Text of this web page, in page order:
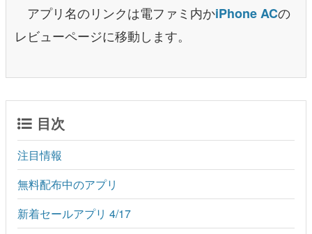
アプリ名のリンクは電ファミ内かiPhone ACの
レビューページに移動します。
目次
注目情報
無料配布中のアプリ
新着セールアプリ 4/17